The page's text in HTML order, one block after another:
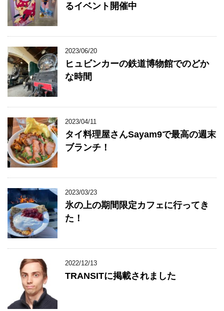
るイベント開催中
2023/06/20
ヒュビンカーの鉄道博物館でのどか
な時間
2023/04/11
タイ料理屋さんSayam9で最高の週末
ブランチ！
2023/03/23
氷の上の期間限定カフェに行ってき
た！
2022/12/13
TRANSITに掲載されました